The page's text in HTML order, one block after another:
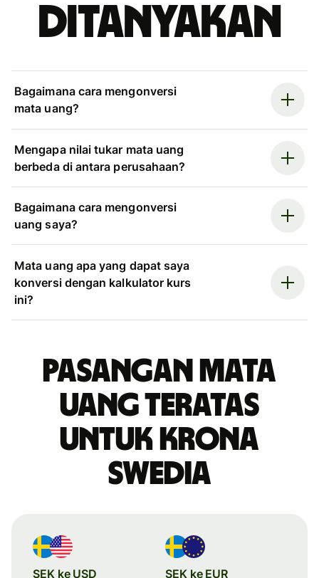
ditanyakan
Bagaimana cara mengonversi
mata uang?
Mengapa nilai tukar mata uang
berbeda di antara perusahaan?
Bagaimana cara mengonversi
uang saya?
Mata uang apa yang dapat saya
konversi dengan kalkulator kurs
ini?
Pasangan mata
uang teratas
untuk krona
Swedia
SEK ke USD SEK ke EUR